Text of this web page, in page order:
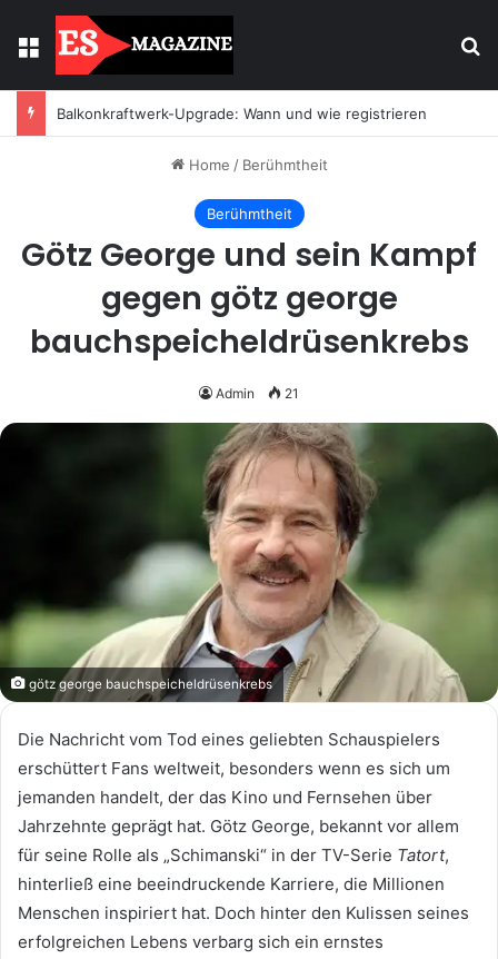
Menu
Balkonkraftwerk-Upgrade: Wann und wie registrieren
Home / Berühmtheit
Berühmtheit
Götz George und sein Kampf
gegen götz george
bauchspeicheldrüsenkrebs
Admin 21
götz george bauchspeicheldrüsenkrebs
Die Nachricht vom Tod eines geliebten Schauspielers
erschüttert Fans weltweit, besonders wenn es sich um
jemanden handelt, der das Kino und Fernsehen über
Jahrzehnte geprägt hat. Götz George, bekannt vor allem
für seine Rolle als „Schimanski“ in der TV-Serie Tatort,
hinterließ eine beeindruckende Karriere, die Millionen
Menschen inspiriert hat. Doch hinter den Kulissen seines
erfolgreichen Lebens verbarg sich ein ernstes